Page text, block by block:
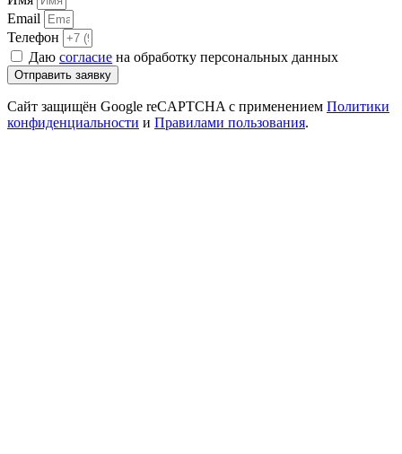
Email
Телефон
Даю согласие на обработку персональных данных
Отправить заявку
Сайт защищён Google reCAPTCHA с применением Политики
конфиденциальности и Правилами пользования.